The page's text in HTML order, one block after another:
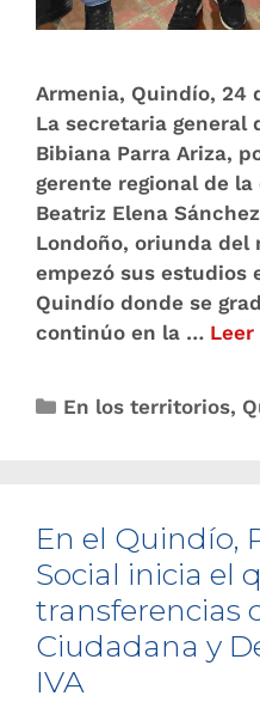
Armenia, Quindío, 24
La secretaria general
Bibiana Parra Ariza,
gerente regional de
Beatriz Elena
Londoño, oriunda del
empezó sus estudios
Quindío donde se
continúo en la … Leer
En los territorios,
En el Quindío,
Social inicia el
transferencias
Ciudadana y
IVA